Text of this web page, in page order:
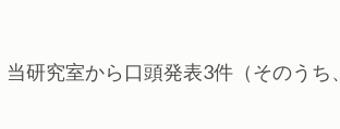
研究室から口頭発表3件（そのうち、